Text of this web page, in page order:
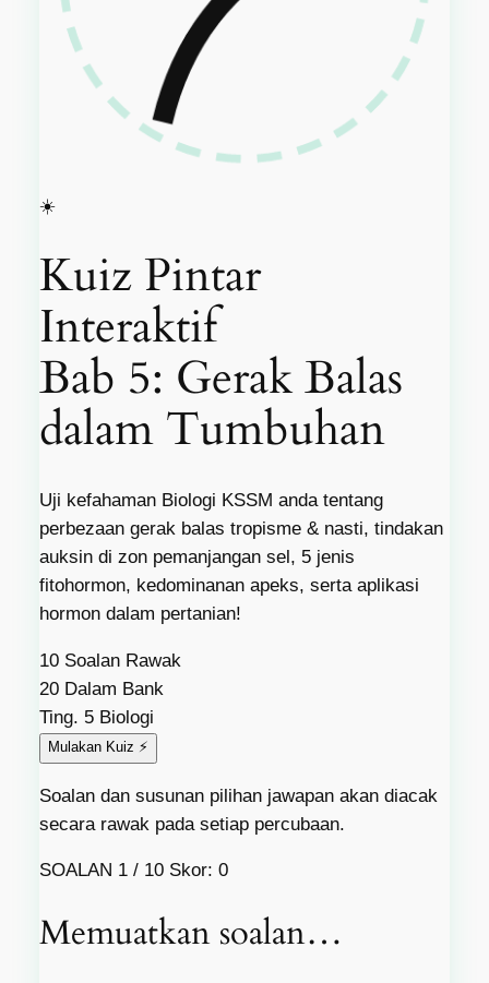
☀️
Kuiz Pintar
Interaktif
Bab 5: Gerak Balas
dalam Tumbuhan
Uji kefahaman Biologi KSSM anda tentang
perbezaan gerak balas tropisme & nasti, tindakan
auksin di zon pemanjangan sel, 5 jenis
fitohormon, kedominanan apeks, serta aplikasi
hormon dalam pertanian!
10 Soalan Rawak
20 Dalam Bank
Ting. 5 Biologi
Mulakan Kuiz ⚡
Soalan dan susunan pilihan jawapan akan diacak
secara rawak pada setiap percubaan.
SOALAN 1/ 10 Skor: 0
Memuatkan soalan…